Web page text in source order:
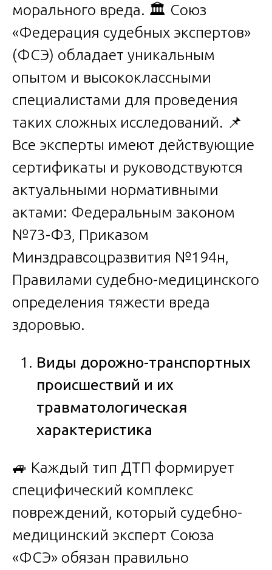
морального вреда. 🏛️ Союз
«Федерация судебных экспертов»
(ФСЭ) обладает уникальным
опытом и высококлассными
специалистами для проведения
таких сложных исследований. 📌
Все эксперты имеют действующие
сертификаты и руководствуются
актуальными нормативными
актами: Федеральным законом
№73-ФЗ, Приказом
Минздравсоцразвития №194н,
Правилами судебно-медицинского
определения тяжести вреда
здоровью.
Виды дорожно-транспортных
происшествий и их
травматологическая
характеристика
🚙 Каждый тип ДТП формирует
специфический комплекс
повреждений, который судебно-
медицинский эксперт Союза
«ФСЭ» обязан правильно